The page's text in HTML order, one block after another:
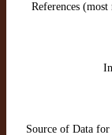
References (most
Source of Data for